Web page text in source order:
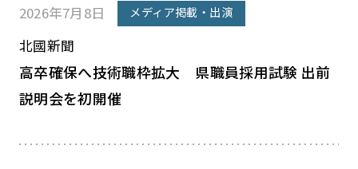
2026年7月8日 メディア掲載・出演
北國新聞
高卒確保へ技術職枠拡大 県職員採用試験 出前
説明会を初開催